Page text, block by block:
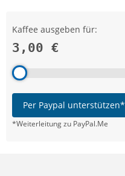
Kaffee ausgeben für:
3,00 €
Per Paypal unterstützen*
*Weiterleitung zu PayPal.Me